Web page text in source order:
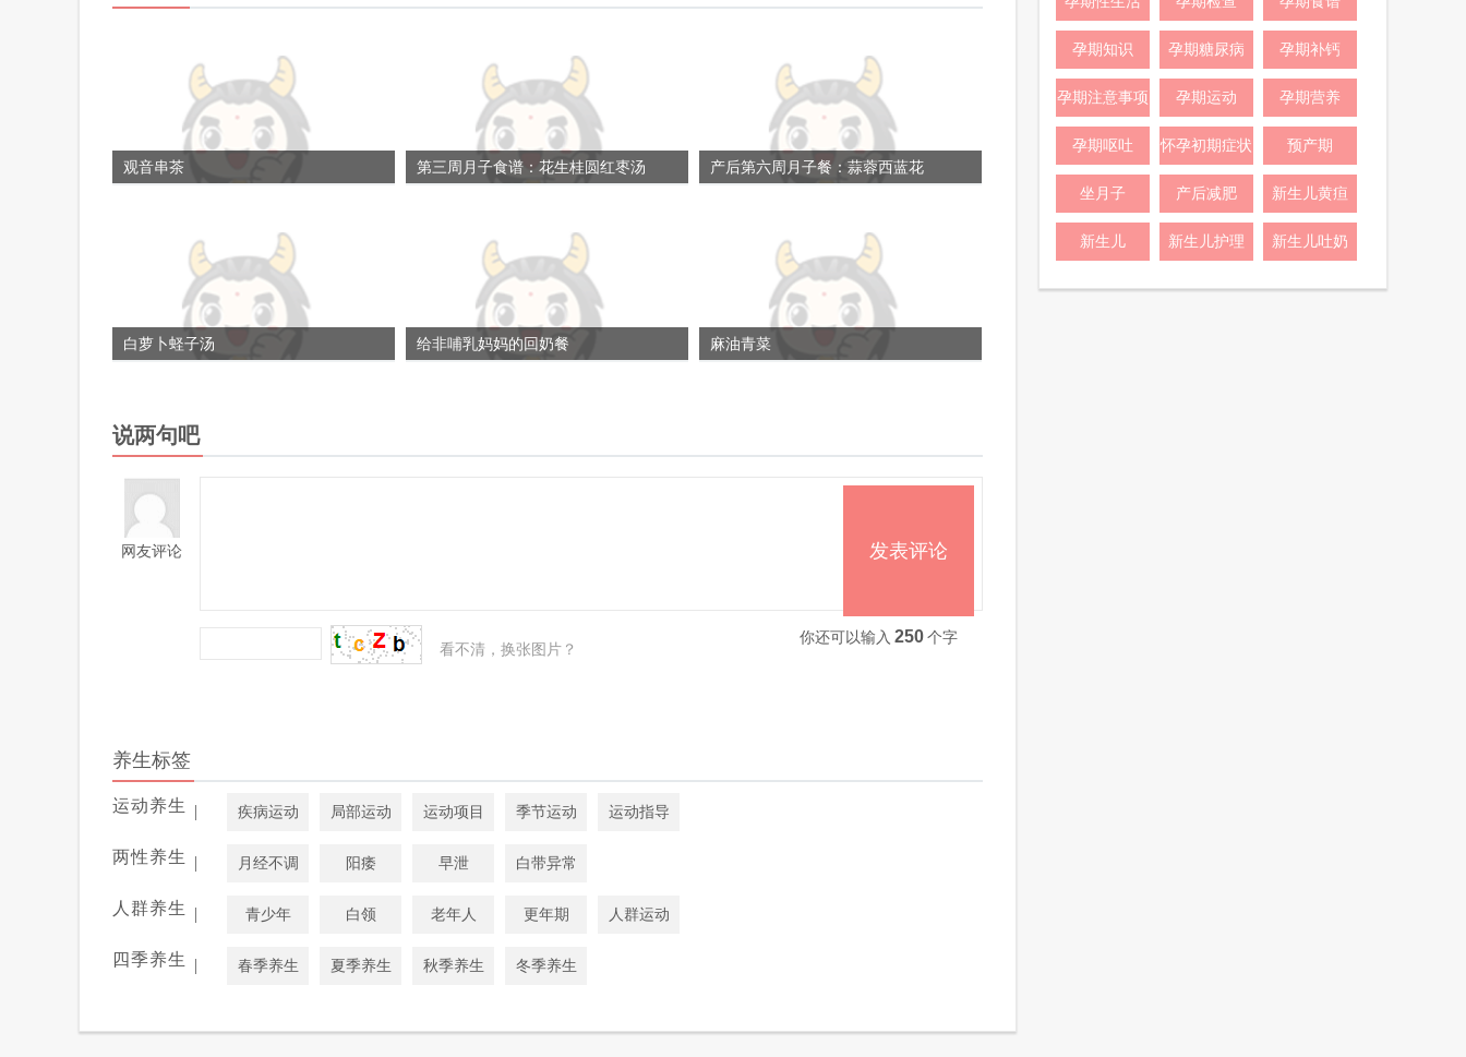
观音串茶 第三周月子食谱：花生桂圆红枣汤 产后第六周月子餐：蒜蓉西蓝花
白萝卜蛏子汤 给非哺乳妈妈的回奶餐 麻油青菜
说两句吧
网友评论 发表评论
看不清，换张图片？
你还可以输入 250个字
养生标签
运动养生 | 疾病运动 局部运动 运动项目 季节运动 运动指导
两性养生 | 月经不调 阳痿 早泄 白带异常
人群养生 | 青少年 白领 老年人 更年期 人群运动
四季养生 | 春季养生 夏季养生 秋季养生 冬季养生
孕期知识 孕期糖尿病 孕期补钙
孕期注意事项 孕期运动 孕期营养
孕期呕吐 怀孕初期症状 预产期
坐月子 产后减肥 新生儿黄疸
新生儿 新生儿护理 新生儿吐奶